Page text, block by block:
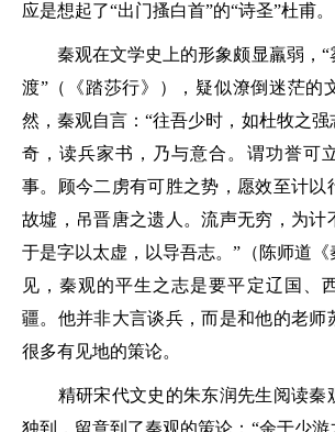
应是想起了“出门搔白首”的“诗圣”杜甫。
秦观在文学史上的形象颇显羸弱， “
渡”（《踏莎行》），疑似潦倒迷茫的
然，秦观自言：“往吾少时，如杜牧之
奇，读兵家书，乃与意合。谓功誉可
事。顾今二虏有可胜之势，愿效至计以
故墟，吊晋唐之遗人。流声无穷，为计
于是字以太虚，以导吾志。” （陈师道
见，秦观的平生之志是要平定辽国、
疆。他并非大言谈兵，而是和他的老师
很多有见地的策论。
精研宋代文史的朱东润先生阅读秦
独到，留意到了秦观的策论： “余于少